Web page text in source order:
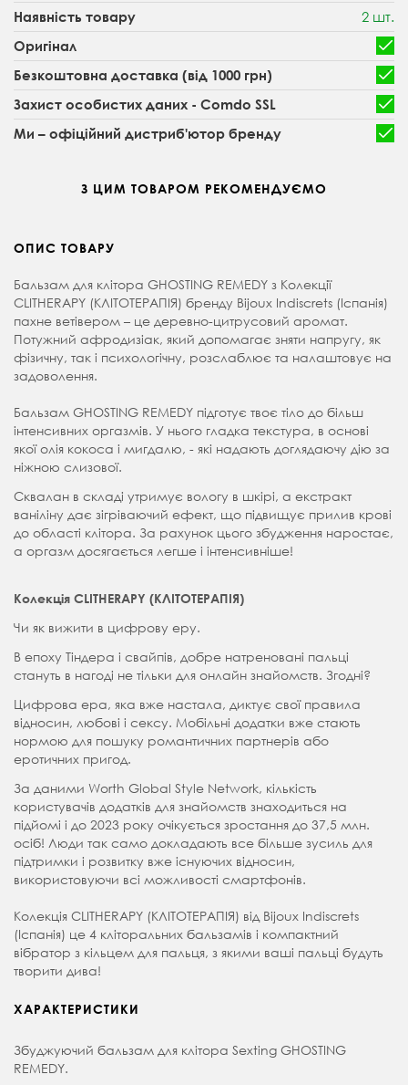
Наявність товару 2 шт.
Оригінал
Безкоштовна доставка (від 1000 грн)
Захист особистих даних - Comdo SSL
Ми – офіційний дистриб'ютор бренду
З ЦИМ ТОВАРОМ РЕКОМЕНДУЄМО
ОПИС ТОВАРУ
Бальзам для клітора GHOSTING REMEDY з Колекції
CLITHERAPY (КЛІТОТЕРАПІЯ) бренду Bijoux Indiscrets (Іспанія)
пахне ветівером – це деревно-цитрусовий аромат.
Потужний афродизіак, який допомагає зняти напругу, як
фізичну, так і психологічну, розслаблює та налаштовує на
задоволення.
Бальзам GHOSTING REMEDY підготує твоє тіло до більш
інтенсивних оргазмів. У нього гладка текстура, в основі
якої олія кокоса і мигдалю, - які надають доглядаючу дію за
ніжною слизової.
Сквалан в складі утримує вологу в шкірі, а екстракт
ваніліну дає зігріваючий ефект, що підвищує прилив крові
до області клітора. За рахунок цього збудження наростає,
а оргазм досягається легше і інтенсивніше!
Колекція CLITHERAPY (КЛІТОТЕРАПІЯ)
Чи як вижити в цифрову еру.
В епоху Тіндера і свайпів, добре натреновані пальці
стануть в нагоді не тільки для онлайн знайомств. Згодні?
Цифрова ера, яка вже настала, диктує свої правила
відносин, любові і сексу. Мобільні додатки вже стають
нормою для пошуку романтичних партнерів або
еротичних пригод.
За даними Worth Global Style Network, кількість
користувачів додатків для знайомств знаходиться на
підйомі і до 2023 року очікується зростання до 37,5 млн.
осіб! Люди так само докладають все більше зусиль для
підтримки і розвитку вже існуючих відносин,
використовуючи всі можливості смартфонів.
Колекція CLITHERAPY (КЛІТОТЕРАПІЯ) від Bijoux Indiscrets
(Іспанія) це 4 кліторальних бальзамів і компактний
вібратор з кільцем для пальця, з якими ваші пальці будуть
творити дива!
ХАРАКТЕРИСТИКИ
Збуджуючий бальзам для клітора Sexting GHOSTING
REMEDY.